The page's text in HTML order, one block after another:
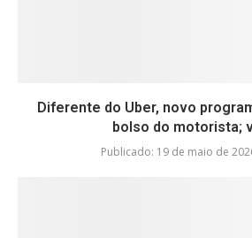
Diferente do Uber, novo
bolso do motorista;
Publicado: 19 de maio de